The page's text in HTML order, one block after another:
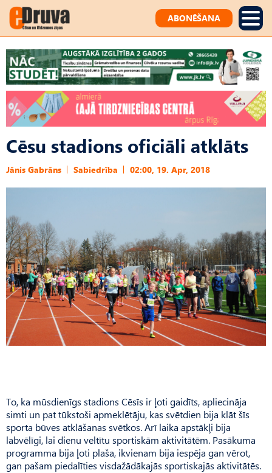
ABONĒŠANA
Cēsu stadions oficiāli atklāts
Jānis Gabrāns Sabiedrība 02:00, 19. Apr, 2018
To, ka mūsdienīgs stadions Cēsīs ir ļoti gaidīts, apliecināja
simti un pat tūkstoši apmeklētāju, kas svētdien bija klāt šīs
sporta būves atklāšanas svētkos. Arī laika apstākļi bija
labvēlīgi, lai dienu veltītu sportiskām aktivitātēm. Pasākuma
programma bija ļoti plaša, ikvienam bija iespēja gan vērot,
gan pašam piedalīties visdažādākajās sportiskajās aktivitātēs.